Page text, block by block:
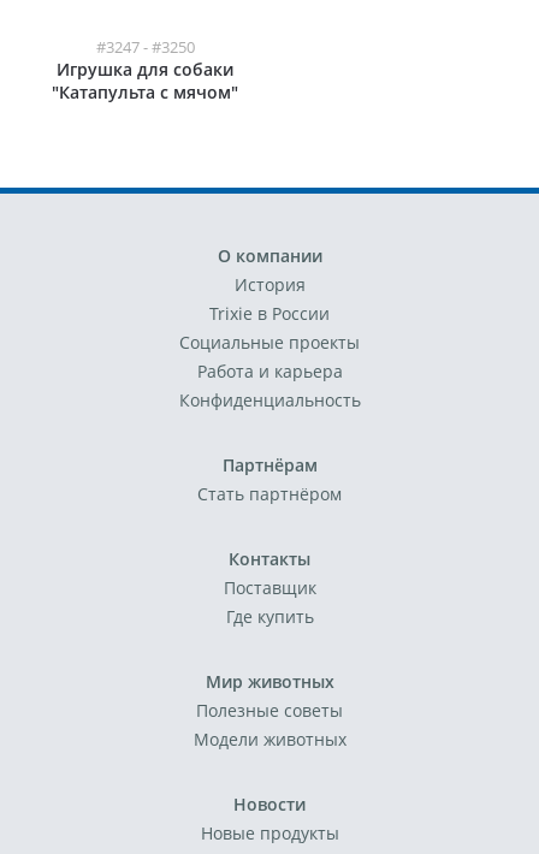
#3247 - #3250
Игрушка для собаки
"Катапульта с мячом"
О компании
История
Trixie в России
Социальные проекты
Работа и карьера
Конфиденциальность
Партнёрам
Стать партнёром
Контакты
Поставщик
Где купить
Мир животных
Полезные советы
Модели животных
Новости
Новые продукты